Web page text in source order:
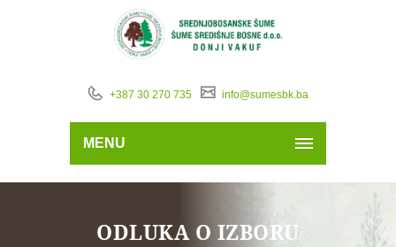
+387 30 270 735 info@sumesbk.ba
MENU
ODLUKA O IZBORU